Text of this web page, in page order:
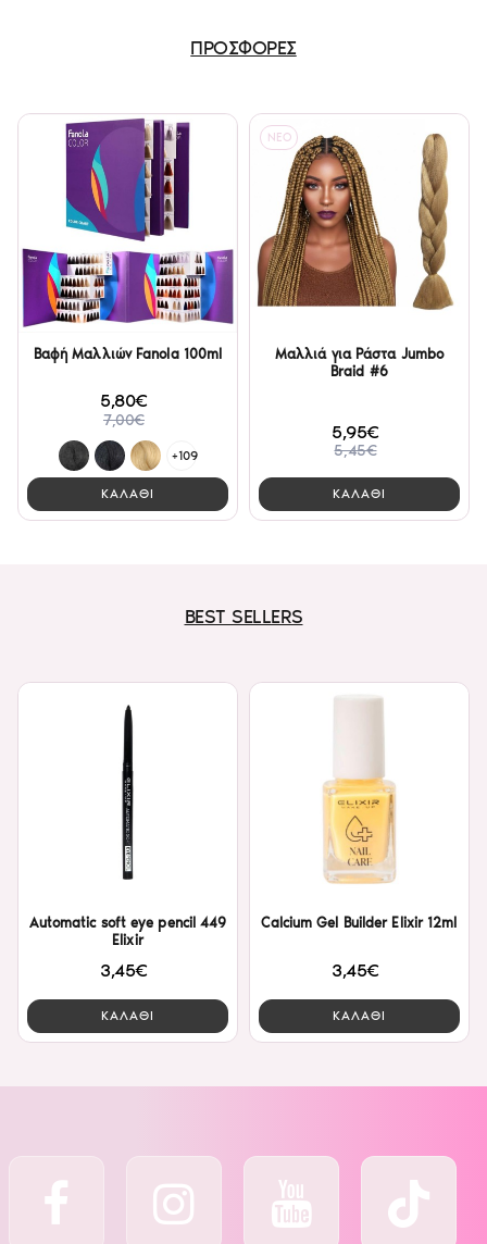
ΠΡΟΣΦΟΡΕΣ
Βαφή Μαλλιών Fanola 100ml
5,80€
7,00€
+109
ΚΑΛΑΘΙ
NEO
Μαλλιά για Ράστα Jumbo
Braid #6
5,95€
5,45€
ΚΑΛΑΘΙ
BEST SELLERS
Automatic soft eye pencil 449
Elixir
3,45€
ΚΑΛΑΘΙ
Calcium Gel Builder Elixir 12ml
3,45€
ΚΑΛΑΘΙ